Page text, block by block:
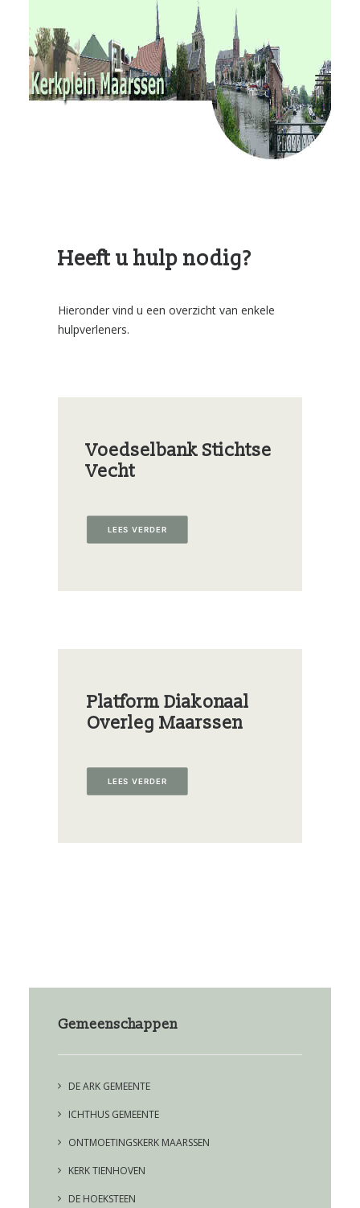
RvKM
Gemeenschappen
Kerkbladen
Heeft u hulp nodig?
Hieronder vind u een overzicht van enkele
hulpverleners.
Voedselbank Stichtse
Vecht
LEES VERDER
Platform Diakonaal
Overleg Maarssen
LEES VERDER
Gemeenschappen
DE ARK GEMEENTE
ICHTHUS GEMEENTE
ONTMOETINGSKERK MAARSSEN
KERK TIENHOVEN
DE HOEKSTEEN